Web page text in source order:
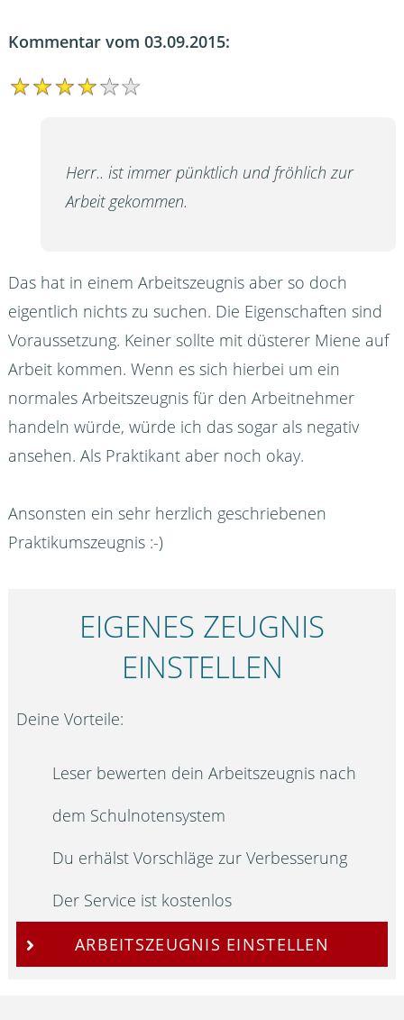
Kommentar vom 03.09.2015:
Herr.. ist immer pünktlich und fröhlich zur
Arbeit gekommen.
Das hat in einem Arbeitszeugnis aber so doch
eigentlich nichts zu suchen. Die Eigenschaften sind
Voraussetzung. Keiner sollte mit düsterer Miene auf
Arbeit kommen. Wenn es sich hierbei um ein
normales Arbeitszeugnis für den Arbeitnehmer
handeln würde, würde ich das sogar als negativ
ansehen. Als Praktikant aber noch okay.
Ansonsten ein sehr herzlich geschriebenen
Praktikumszeugnis :-)
EIGENES ZEUGNIS
EINSTELLEN
Deine Vorteile:
Leser bewerten dein Arbeitszeugnis nach
dem Schulnotensystem
Du erhälst Vorschläge zur Verbesserung
Der Service ist kostenlos
ARBEITSZEUGNIS EINSTELLEN